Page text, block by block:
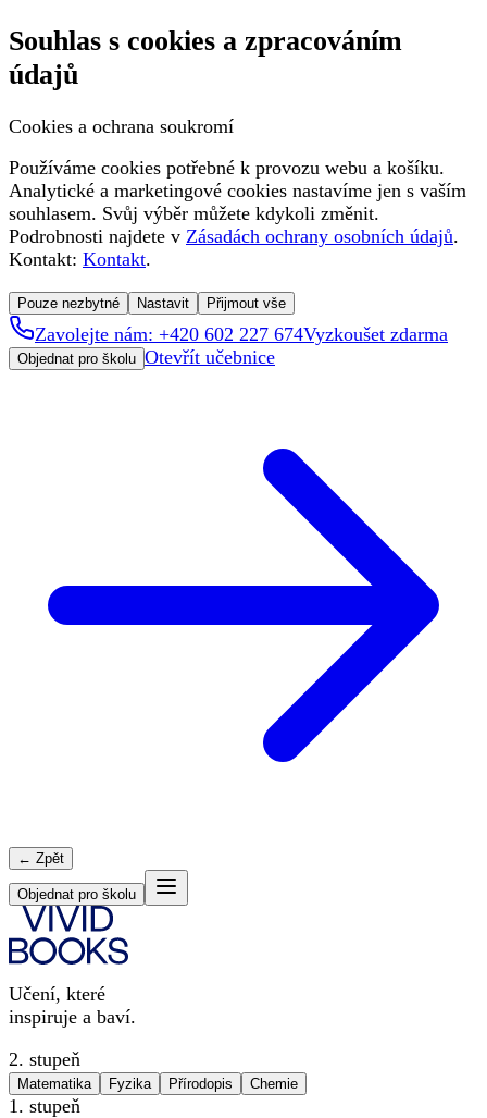
Souhlas s cookies a zpracováním
údajů
Cookies a ochrana soukromí
Používáme cookies potřebné k provozu webu a košíku.
Analytické a marketingové cookies nastavíme jen s vaším
souhlasem. Svůj výběr můžete kdykoli změnit.
Podrobnosti najdete v Zásadách ochrany osobních údajů.
Kontakt: Kontakt.
Pouze nezbytné Nastavit Přijmout vše
Zavolejte nám: +420 602 227 674Vyzkoušet zdarma
Objednat pro školu Otevřít učebnice
← Zpět
Objednat pro školu
Učení, které
inspiruje a baví.
2. stupeň
Matematika Fyzika Přírodopis Chemie
1. stupeň